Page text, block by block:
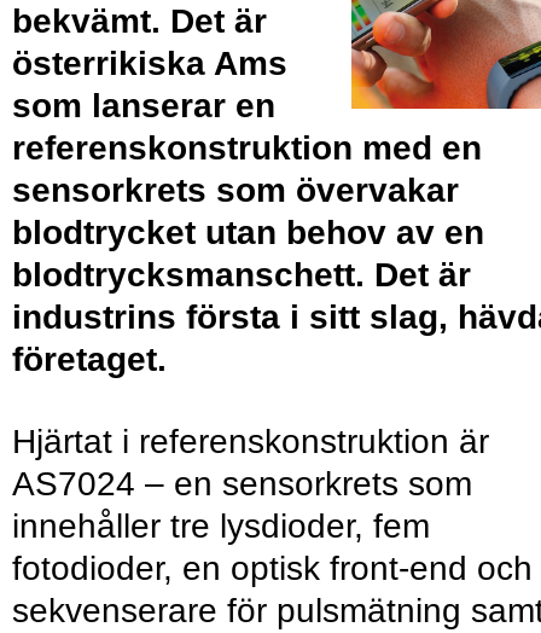
bekvämt. Det är
österrikiska Ams
som lanserar en
referenskonstruktion med en
sensorkrets som övervakar
blodtrycket utan behov av en
blodtrycksmanschett. Det är
industrins första i sitt slag,
företaget.
Hjärtat i referenskonstruktion är
AS7024 – en sensorkrets som
innehåller tre lysdioder, fem
fotodioder, en optisk front-end och
sekvenserare för pulsmätning